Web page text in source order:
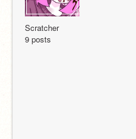
Scratcher
9 posts